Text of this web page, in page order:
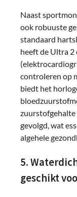
Naast
ook robuuste
standaard
heeft de Ultra
controleren op
biedt het
gevolgd, wat
algehele
5.
geschikt